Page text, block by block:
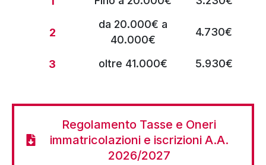
2
da 20.000€ a
40.000€
4.730€
3 oltre 41.000€ 5.930€
Regolamento Tasse e Oneri
immatricolazioni e iscrizioni A.A.
2026/2027